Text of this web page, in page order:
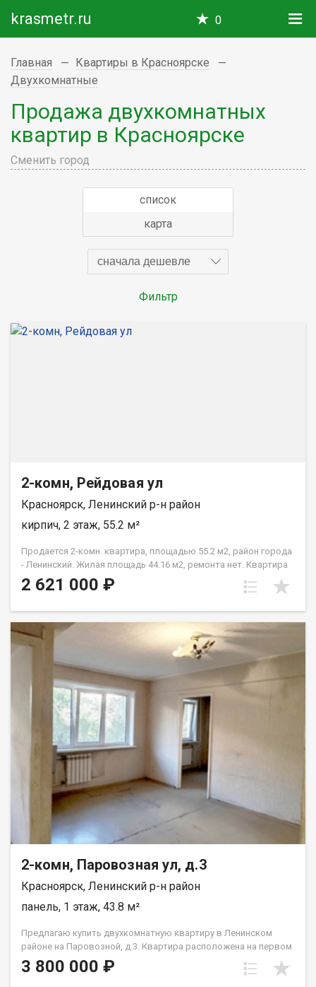
krasmetr.ru 0
Главная
Квартиры в Красноярске
Двухкомнатные
Продажа двухкомнатных
квартир в Красноярске
Сменить город
список
карта
сначала дешевле
Фильтр
2-комн, Рейдовая ул
Красноярск, Ленинский р-н район
кирпич, 2 этаж, 55.2 м²
Продается 2-комн. квартира, площадью 55.2 м2, район города
- Ленинский. Жилая площадь 44.16 м2, ремонта нет. Квартира
располагается на 2 этаже 3-этажного кирпичного дома 1984
года постройки. Отдел продаж
2 621 000 ₽
2-комн, Паровозная ул, д.3
Красноярск, Ленинский р-н район
панель, 1 этаж, 43.8 м²
Предлагаю купить двухкомнатную квартиру в Ленинском
районе на Паровозной, д.3. Квартира расположена на первом
этаже пятиэтажного панельного дома. Дом находится в тихом,
спокойном и очень зеленом районе, окна выходят во двор,
3 800 000 ₽